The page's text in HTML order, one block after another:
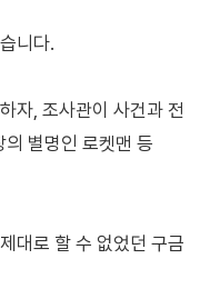
니다.
자, 조사관이 사건과 전
별명인 로켓맨 등
대로 할 수 없었던 구금